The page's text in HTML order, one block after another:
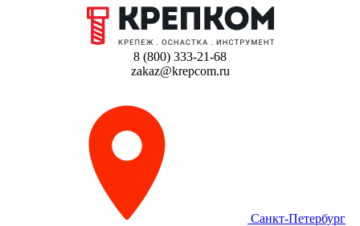
8 (800) 333-21-68
zakaz@krepcom.ru
Санкт-Петербург